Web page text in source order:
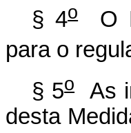
§ 4oO
para o
§ 5oAs
desta